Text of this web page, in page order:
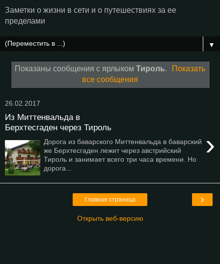
Заметки о жизни в сети и о путешествиях за ее
пределами
▼
Показаны сообщения с ярлыком Тироль.
Показать
все сообщения
26.02.2017
Из Миттенвальда в
Берхтесгаден через Тироль
›
Дорога из баварского Миттенвальда в баварский
же Берхтесгаден лежит через австрийский
Тироль и занимает всего три часа времени. Но
дорога...
›
Главная страница
Открыть веб-версию